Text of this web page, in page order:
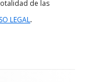
de las
LEGAL.